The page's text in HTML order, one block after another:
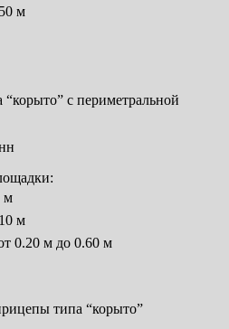
м
с периметральной
м
м
0.20 м до 0.60 м
типа “корыто”